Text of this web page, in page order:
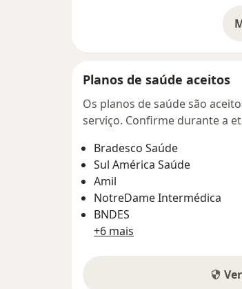
Planos de saúde aceitos
Os planos de saúde são
serviço. Confirme durante a
Bradesco Saúde
Sul América Saúde
Amil
NotreDame Intermédica
BNDES
+6 mais